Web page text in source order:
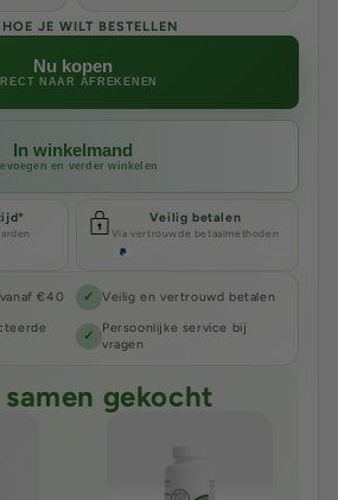
HOE JE WILT BESTELLEN
In winkelmand
en verder winkelen
Nu kopen
NAAR AFREKENEN
Veilig betalen
Via vertrouwde betaalmethoden
€40 ✓ Veilig en vertrouwd betalen
✓
Persoonlijke service bij
vragen
gekocht